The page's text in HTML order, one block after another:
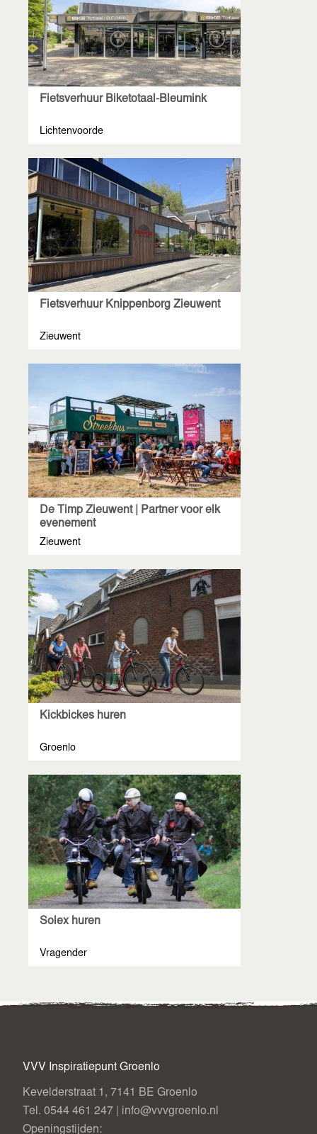
Fietsverhuur Biketotaal-Bleumink
Lichtenvoorde
Fietsverhuur Knippenborg Zieuwent
Zieuwent
De Timp Zieuwent | Partner voor elk
evenement
Zieuwent
Kickbickes huren
Groenlo
Solex huren
Vragender
VVV Inspiratiepunt Groenlo
Kevelderstraat 1, 7141 BE Groenlo
Tel. 0544 461 247 | info@vvvgroenlo.nl
Openingstijden: